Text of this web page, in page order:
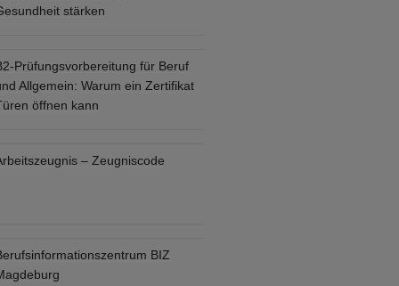
stärken
Prüfungsvorbereitung für Beruf
Allgemein: Warum ein Zertifikat
öffnen kann
– Zeugniscode
BIZ